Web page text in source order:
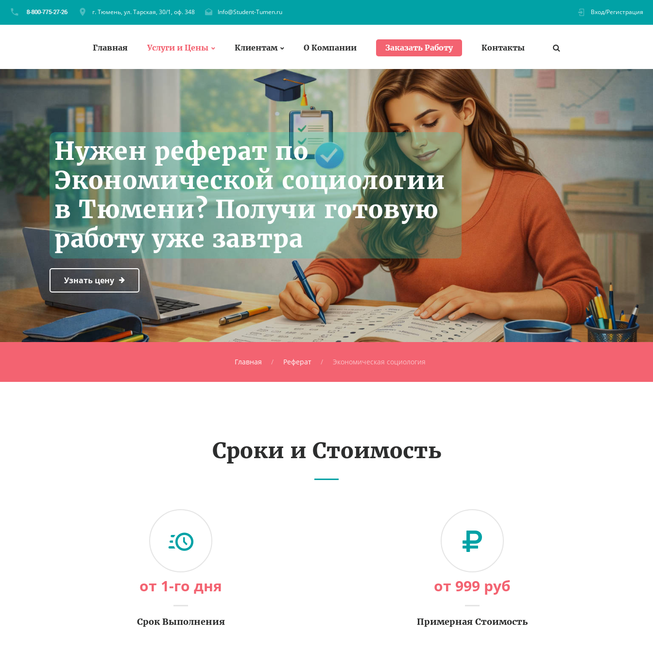
г. Тюмень, ул. Тарская, 30/1, оф. 348 Info@Student-Tumen.ru Вход/Регистрация
Главная Услуги и Цены Клиентам О Компании Заказать Работу Контакты
Нужен реферат по
Экономической социологии
в Тюмени? Получи готовую
работу уже завтра
Узнать цену
Главная Реферат Экономическая социология
Сроки и Стоимость
от 1-го дня
Срок Выполнения
от 999 руб
Примерная Стоимость